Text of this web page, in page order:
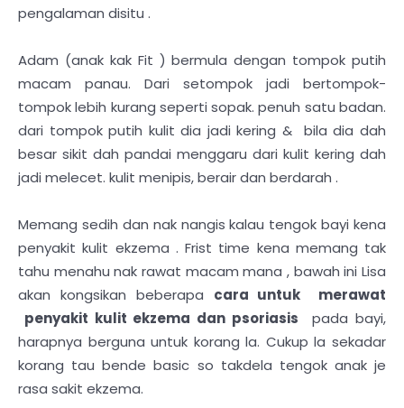
pengalaman disitu .
Adam (anak kak Fit ) bermula dengan tompok putih
macam panau. Dari setompok jadi bertompok-
tompok lebih kurang seperti sopak. penuh satu badan.
dari tompok putih kulit dia jadi kering & bila dia dah
besar sikit dah pandai menggaru dari kulit kering dah
jadi melecet. kulit menipis, berair dan berdarah .
Memang sedih dan nak nangis kalau tengok bayi kena
penyakit kulit ekzema . Frist time kena memang tak
tahu menahu nak rawat macam mana , bawah ini Lisa
akan kongsikan beberapa cara untuk merawat
penyakit kulit ekzema dan psoriasis pada bayi,
harapnya berguna untuk korang la. Cukup la sekadar
korang tau bende basic so takdela tengok anak je
rasa sakit ekzema.